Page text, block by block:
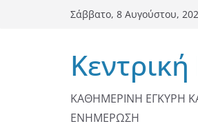
Σάββατο, 8 Αυγούστου,
ΚΑΘΗΜΕΡΙΝΗ ΕΓΚΥΡΗ
ΕΝΗΜΕΡΩΣΗ